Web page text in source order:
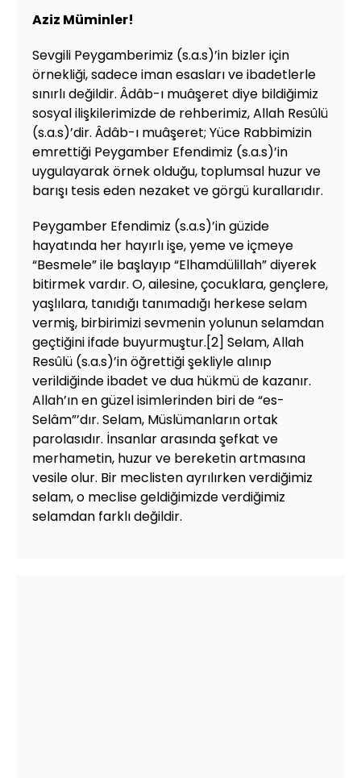
Aziz Müminler!
Sevgili Peygamberimiz (s.a.s)’in bizler için
örnekliği, sadece iman esasları ve ibadetlerle
sınırlı değildir. Âdâb-ı muâşeret diye bildiğimiz
sosyal ilişkilerimizde de rehberimiz, Allah Resûlü
(s.a.s)’dir. Âdâb-ı muâşeret; Yüce Rabbimizin
emrettiği Peygamber Efendimiz (s.a.s)’in
uygulayarak örnek olduğu, toplumsal huzur ve
barışı tesis eden nezaket ve görgü kurallarıdır.
Peygamber Efendimiz (s.a.s)’in güzide
hayatında her hayırlı işe, yeme ve içmeye
“Besmele” ile başlayıp “Elhamdülillah” diyerek
bitirmek vardır. O, ailesine, çocuklara, gençlere,
yaşlılara, tanıdığı tanımadığı herkese selam
vermiş, birbirimizi sevmenin yolunun selamdan
geçtiğini ifade buyurmuştur.[2] Selam, Allah
Resûlü (s.a.s)’in öğrettiği şekliyle alınıp
verildiğinde ibadet ve dua hükmü de kazanır.
Allah’ın en güzel isimlerinden biri de “es-
Selâm”’dır. Selam, Müslümanların ortak
parolasıdır. İnsanlar arasında şefkat ve
merhametin, huzur ve bereketin artmasına
vesile olur. Bir meclisten ayrılırken verdiğimiz
selam, o meclise geldiğimizde verdiğimiz
selamdan farklı değildir.